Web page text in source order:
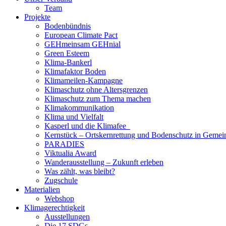
Team
Projekte
Bodenbündnis
European Climate Pact
GEHmeinsam GEHnial
Green Esteem
Klima-Bankerl
Klimafaktor Boden
Klimameilen-Kampagne
Klimaschutz ohne Altersgrenzen
Klimaschutz zum Thema machen
Klimakommunikation
Klima und Vielfalt
Kasperl und die Klimafee
Kernstück – Ortskernrettung und Bodenschutz in
PARADIES
Viktualia Award
Wanderausstellung – Zukunft erleben
Was zählt, was bleibt?
Zugschule
Materialien
Webshop
Klimagerechtigkeit
Ausstellungen